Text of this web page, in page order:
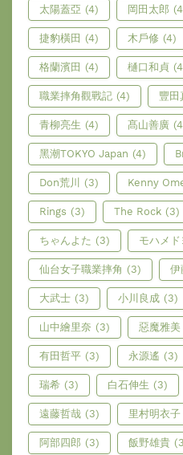
太陽蓋亞 (4) 岡田太郎
捷豹橫田 (4) 木戶修 (4)
格蘭濱田 (4) 樋口和貞
職業摔角觀戰記 (4) 豐田
青柳亮生 (4) 髙山善廣
黑潮TOKYO Japan (4)
Don荒川 (3) Kenny
Rings (3) The Rock (3)
ちゃんよた (3) モハメド
仙台女子職業摔角 (3) 伊
大武士 (3) 小川良成 (3)
山中繪里奈 (3) 惡魔雅美
有田哲平 (3) 永源遙 (3)
瑞希 (3) 白石伸生 (3)
遠藤哲哉 (3) 里村明衣子
阿部四郎 (3) 飯野雄貴